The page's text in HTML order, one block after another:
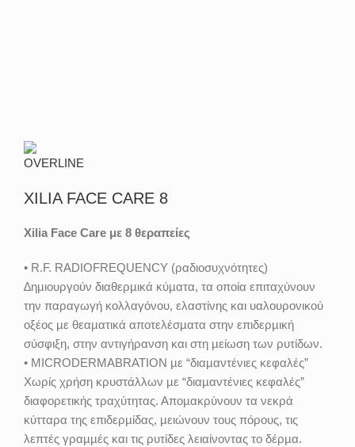
XILIA FACE CARE 8
Xilia Face Care με 8 θεραπείες
• R.F. RADIOFREQUENCY (ραδιοσυχνότητες)
∆ηµιουργούν διαθερµικά κύµατα, τα οποία επιταχύνουν
την παραγωγή κολλαγόνου, ελαστίνης και υαλουρονικού
οξέος µε θεαµατικά αποτελέσµατα στην επιδερµική
σύσφιξη, στην αντιγήρανση και στη µείωση των ρυτίδων.
• MICRODERMABRATION µε “διαµαντένιες κεφαλές”
Χωρίς χρήση κρυστάλλων µε “διαµαντένιες κεφαλές”
διαφορετικής τραχύτητας. Αποµακρύνουν τα νεκρά
κύτταρα της επιδερµίδας, µειώνουν τους πόρους, τις
λεπτές γραµµές και τις ρυτίδες λειαίνοντας το δέρµα.